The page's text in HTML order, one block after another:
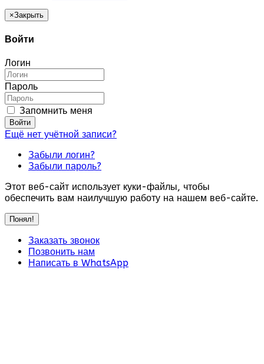
×Закрыть
Войти
Логин
Пароль
Запомнить меня
Войти
Ещё нет учётной записи?
Забыли логин?
Забыли пароль?
Этот веб-сайт использует куки-файлы, чтобы
обеспечить вам наилучшую работу на нашем веб-сайте.
Понял!
Заказать звонок
Позвонить нам
Написать в WhatsApp